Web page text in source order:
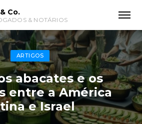
Co.
& NOTÁRIOS
ARTIGOS
abacates e os
entre a América
e Israel